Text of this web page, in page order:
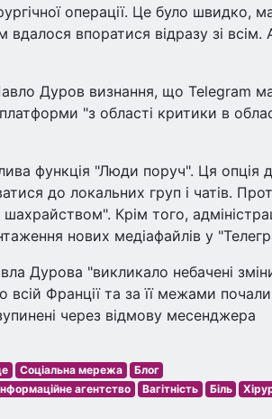
операції. Це було швидко,
впоратися відразу зі всім.
Дуров визнання, що Telegram
"з області критики в
функція "Люди поруч". Ця опція
до локальних груп і чатів.
Крім того,
нових медіафайлів у
Дурова "викликало небачені
всій Франції та за її межами почали
через відмову месенджера
Соціальна мережа
Блог
агентство Вагітність Біль